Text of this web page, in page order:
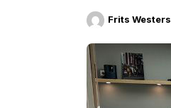
Frits Westers